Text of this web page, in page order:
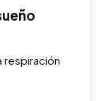
respiración